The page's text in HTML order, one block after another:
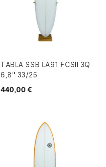
TABLA SSB LA91 FCSII 3Q
6,8" 33/25
440,00 €